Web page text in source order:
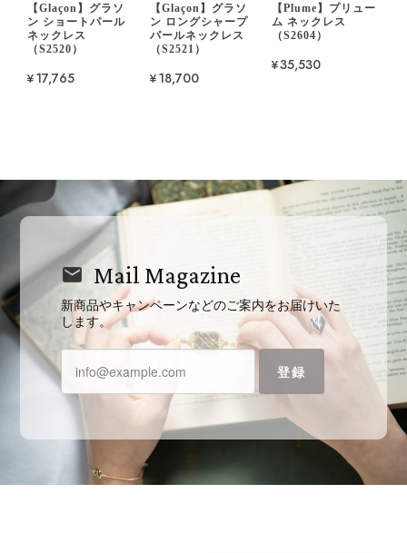
【Glaçon】グラソ
ン ショートパール
ネックレス
（S2520）
¥17,765
【Glaçon】グラソ
ン ロングシャープ
パールネックレス
（S2521）
¥18,700
【Plume】プリュー
ム ネックレス
（S2604）
¥35,530
Mail Magazine
新商品やキャンペーンなどのご案内をお届けいた
します。
登録